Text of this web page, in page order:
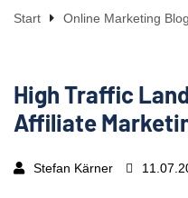
Start Online Marketing Blog
High Traffic
Affiliate
Stefan Kärner